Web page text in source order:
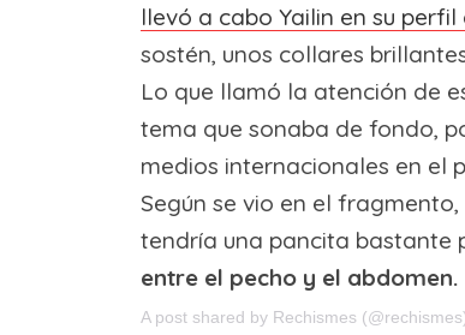
llevó a cabo Yailin en su
sostén, unos collares
Lo que llamó la atención de
tema que sonaba de fondo,
medios internacionales en el
Según se vio en el
tendría una pancita bastante
entre el pecho y el abdomen.
A post shared by Rechismes